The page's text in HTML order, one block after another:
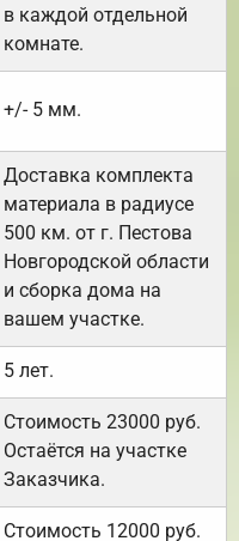
в каждой отдельной
комнате.
+/- 5 мм.
Доставка комплекта
материала в радиусе
500 км. от г. Пестова
Новгородской области
и сборка дома на
вашем участке.
5 лет.
Стоимость 23000 руб.
Остаётся на участке
Заказчика.
Стоимость 12000 руб.